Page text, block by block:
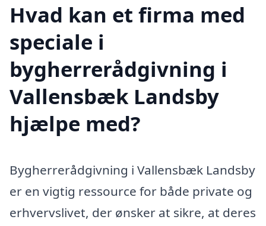
Hvad kan et firma med
speciale i
bygherrerådgivning i
Vallensbæk Landsby
hjælpe med?
Bygherrerådgivning i Vallensbæk Landsby
er en vigtig ressource for både private og
erhvervslivet, der ønsker at sikre, at deres